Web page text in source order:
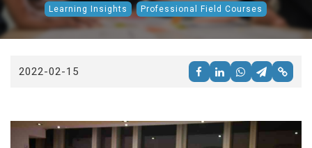
Learning Insights Professional Field Courses
2022-02-15